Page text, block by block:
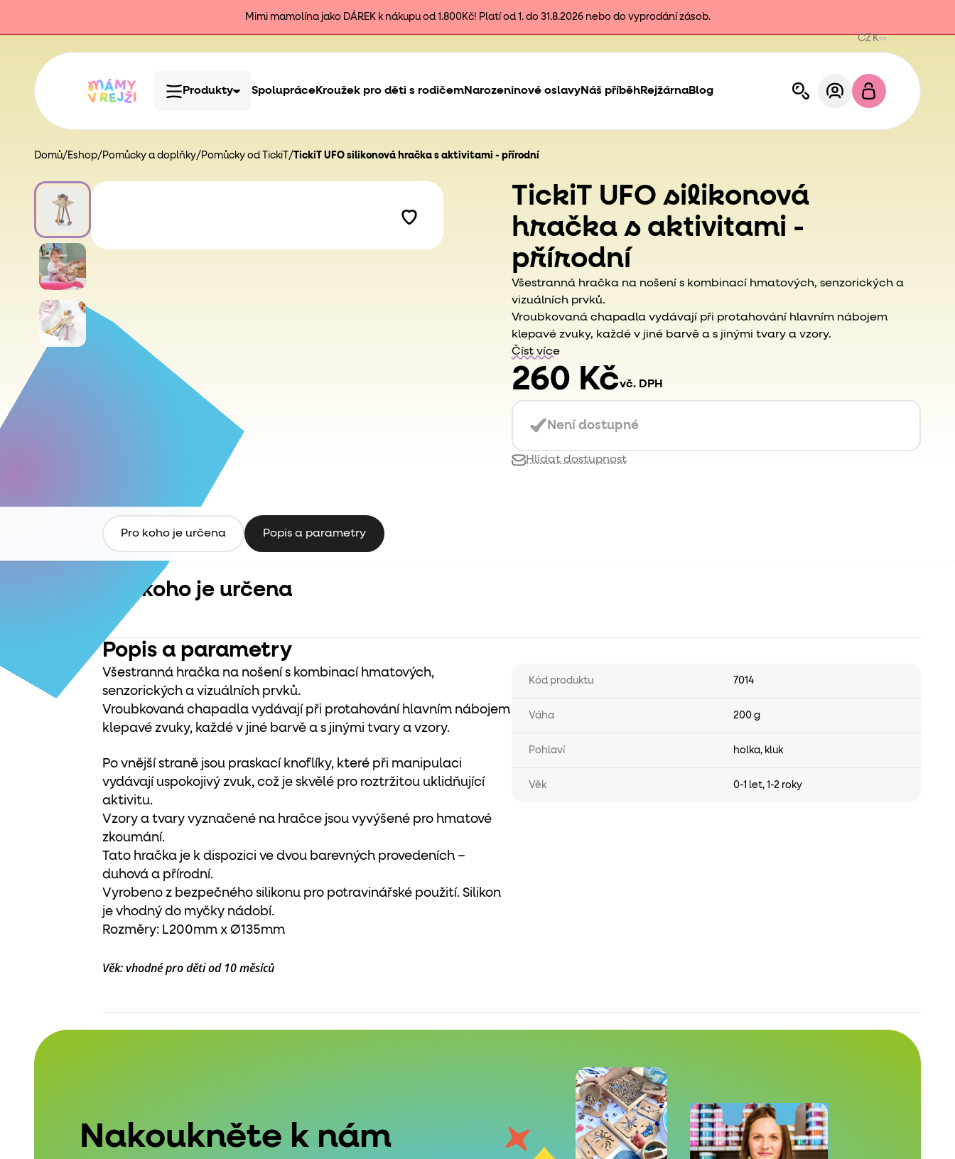
Mimi mamolína jako DÁREK k nákupu od 1.800Kč! Platí od 1. do 31.8.2026 nebo do vyprodání zásob.
CZK
Produkty SpolupráceKroužek pro děti s rodičemNarozeninové oslavyNáš příběhRejžárnaBlog
Domů/ Eshop/ Pomůcky a doplňky/ Pomůcky od TickiT /TickiT UFO silikonová hračka s aktivitami - přírodní
TickiT UFO silikonová
hračka s aktivitami -
přírodní
Všestranná hračka na nošení s kombinací hmatových, senzorických a
vizuálních prvků.
Vroubkovaná chapadla vydávají při protahování hlavním nábojem
klepavé zvuky, každé v jiné barvě a s jinými tvary a vzory.
Číst více
260 Kčvč. DPH
Není dostupné
Hlídat dostupnost
Pro koho je určena Popis a parametry
Pro koho je určena
Popis a parametry
Všestranná hračka na nošení s kombinací hmatových,
senzorických a vizuálních prvků.
Vroubkovaná chapadla vydávají při protahování hlavním nábojem
klepavé zvuky, každé v jiné barvě a s jinými tvary a vzory.
Po vnější straně jsou praskací knoflíky, které při manipulaci
vydávají uspokojivý zvuk, což je skvělé pro roztržitou uklidňující
aktivitu.
Vzory a tvary vyznačené na hračce jsou vyvýšené pro hmatové
zkoumání.
Tato hračka je k dispozici ve dvou barevných provedeních –
duhová a přírodní.
Vyrobeno z bezpečného silikonu pro potravinářské použití. Silikon
je vhodný do myčky nádobí.
Rozměry: L200mm x Ø135mm
Věk: vhodné pro děti od 10 měsíců
Kód produktu 7014
Váha 200 g
Pohlaví holka, kluk
Věk 0-1 let, 1-2 roky
Nakoukněte k nám